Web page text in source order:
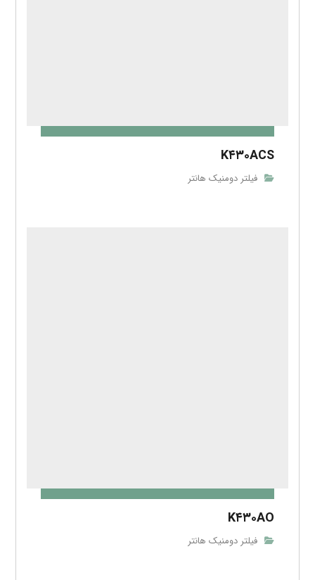
K۴۳۰ACS
فیلتر دومنیک هانتر
K۴۳۰AO
فیلتر دومنیک هانتر